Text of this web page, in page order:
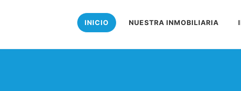
INICIO NUESTRA INMOBILIARIA